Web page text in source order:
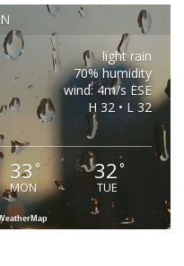
light rain
70% humidity
wind: 4m/s ESE
H 32 • L 32
33 °
MON
32°
TUE